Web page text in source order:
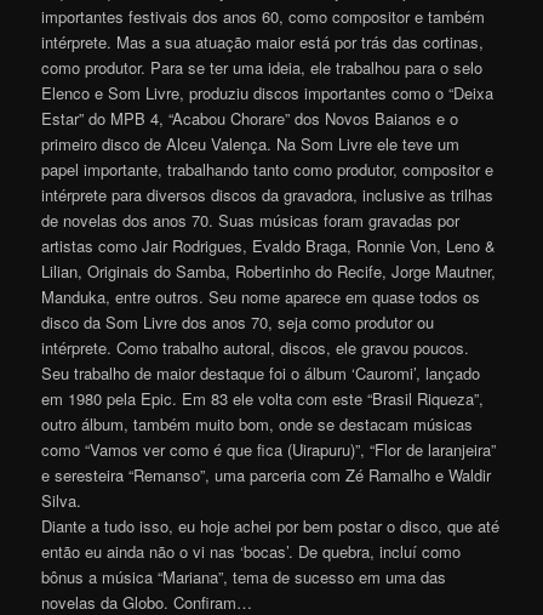
importantes festivais dos anos 60, como compositor e também
intérprete. Mas a sua atuação maior está por trás das cortinas,
como produtor. Para se ter uma ideia, ele trabalhou para o selo
Elenco e Som Livre, produziu discos importantes como o “Deixa
Estar” do MPB 4, “Acabou Chorare” dos Novos Baianos e o
primeiro disco de Alceu Valença. Na Som Livre ele teve um
papel importante, trabalhando tanto como produtor, compositor e
intérprete para diversos discos da gravadora, inclusive as trilhas
de novelas dos anos 70. Suas músicas foram gravadas por
artistas como Jair Rodrigues, Evaldo Braga, Ronnie Von, Leno &
Lilian, Originais do Samba, Robertinho do Recife, Jorge Mautner,
Manduka, entre outros. Seu nome aparece em quase todos os
disco da Som Livre dos anos 70, seja como produtor ou
intérprete. Como trabalho autoral, discos, ele gravou poucos.
Seu trabalho de maior destaque foi o álbum ‘Cauromi’, lançado
em 1980 pela Epic. Em 83 ele volta com este “Brasil Riqueza”,
outro álbum, também muito bom, onde se destacam músicas
como “Vamos ver como é que fica (Uirapuru)”, “Flor de laranjeira”
e seresteira “Remanso”, uma parceria com Zé Ramalho e Waldir
Silva.
Diante a tudo isso, eu hoje achei por bem postar o disco, que até
então eu ainda não o vi nas ‘bocas’. De quebra, incluí como
bônus a música “Mariana”, tema de sucesso em uma das
novelas da Globo. Confiram…